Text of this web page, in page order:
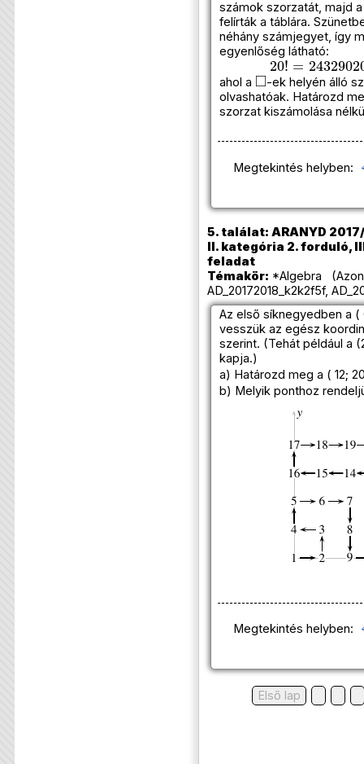
számok szorzatát, majd
felírták a táblára.
néhány számjegyet, így
egyenlőség látható:
20!=
ahol a
◻
-ek helyén álló
olvashatóak. Határozd
szorzat kiszámolása
Megtekintés helyben:
5. találat: ARANYD
II. kategória 2. forduló,
feladat
Témakör: *Algebra
AD_20172018_k2k2f5f,
Az első síknegyedben a
vesszük az egész
szerint. (Tehát például a
kapja.)
a) Határozd meg a ( 12;
b) Melyik ponthoz
Megtekintés helyben:
Első lap